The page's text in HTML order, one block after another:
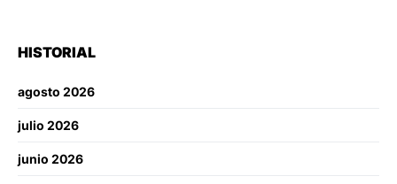
HISTORIAL
agosto 2026
julio 2026
junio 2026